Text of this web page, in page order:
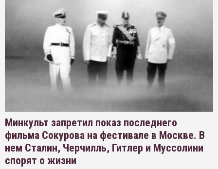
Минкульт запретил показ последнего
фильма Сокурова на фестивале в Москве. В
нем Сталин, Черчилль, Гитлер и Муссолини
спорят о жизни